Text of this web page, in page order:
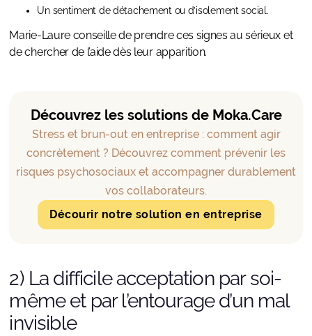
Un sentiment de détachement ou d’isolement social.
Marie-Laure conseille de prendre ces signes au sérieux et
de chercher de l’aide dès leur apparition.
Découvrez les solutions de Moka.Care
Stress et brun-out en entreprise : comment agir
concrètement ? Découvrez comment prévenir les
risques psychosociaux et accompagner durablement
vos collaborateurs.
Décourir notre solution en entreprise
2) La difficile acceptation par soi-
même et par l’entourage d’un mal
invisible